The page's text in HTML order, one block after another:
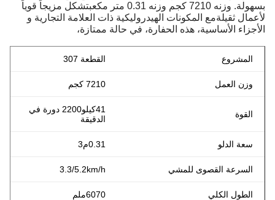
بسهولة. وزنه 7210 كجم وزنه 0.31 متر مكعبتشكل مزيجاً قوياً
ثقيلةمع المكونات الهيدروليكية ذات العلامة التجارية و
الأساسية، هذه الحفارة، في حالة ممتازة،
المشروع القطعة 307
وزن العمل
كيلو
2200 دورة في
الدقيقة
سعة الدلو
السرعة القصوى للمشي 3.3/5.2km/h
الطول الكلي